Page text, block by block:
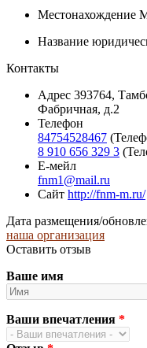
Местонахождение
Название
Контакты
Адрес 393764,
Фабричная, д.2
Телефон
84754528467
8 910 656 329 3
Е-мейл
fnm1@mail.ru
Сайт http://fnm-m.ru/
Дата размещения/
наша организация
Оставить отзыв
Ваше имя
Ваши впечатления *